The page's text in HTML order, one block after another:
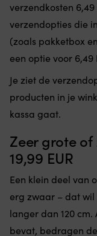
verzendkosten 6,49
verzendopties die
(zoals pakketbox
een optie voor 6,49
Je ziet de
producten in je
kassa gaat.
Zeer grote
19,99 EUR
Een klein deel van
erg zwaar – dat wil
langer dan 120
bevat, bedragen de